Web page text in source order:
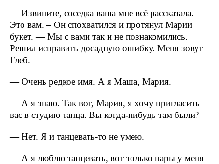
— Извините, соседка ваша мне всё рассказала.
Это вам. – Он спохватился и протянул Марии
букет. — Мы с вами так и не познакомились.
Решил исправить досадную ошибку. Меня зовут
Глеб.
— Очень редкое имя. А я Маша, Мария.
— А я знаю. Так вот, Мария, я хочу пригласить
вас в студию танца. Вы когда-нибудь там были?
— Нет. Я и танцевать-то не умею.
— А я люблю танцевать, вот только пары у меня